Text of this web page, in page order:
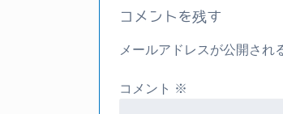
コメントを残す
メールアドレスが公開され
コメント ※